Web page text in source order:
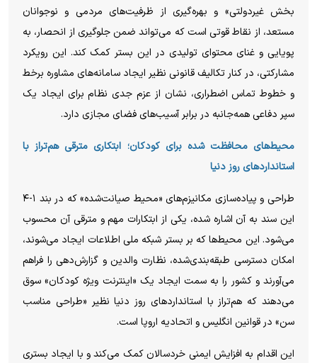
بخش غیردولتی» و بهره‌گیری از ظرفیت‌های مردمی و نوجوانان
مستعد، از نقاط قوتی است که می‌تواند ضمن جلوگیری از انحصار، به
پویایی و غنای محتوای تولیدی در این بستر کمک کند. این رویکرد
مشارکتی، در کنار تکالیف قانونی نظیر ایجاد سامانه‌های مشاوره برخط
و خطوط تماس اضطراری، نشان از عزم جدی نظام برای ایجاد یک
سپر دفاعی همه‌جانبه در برابر آسیب‌های فضای مجازی دارد.
محیط‌های محافظت شده برای کودکان؛ ابتکاری مترقی هم‌تراز با
استاندارد‌های روز دنیا
طراحی و پیاده‌سازی مکانیزم‌های «محیط صیانت‌شده» که در بند ۱-۴
این سند به آن اشاره شده، یکی از ابتکارات مهم و مترقی آن محسوب
می‌شود. این محیط‌ها که بر بستر شبکه ملی اطلاعات ایجاد می‌شوند،
امکان دسترسی طبقه‌بندی‌شده، نظارت والدین و گزارش‌دهی را فراهم
می‌آورند و کشور را به سمت ایجاد یک «اینترنت ویژه کودکان» سوق
می‌دهند که هم‌تراز با استاندارد‌های روز دنیا نظیر «طراحی مناسب
سن» در قوانین انگلیس و اتحادیه اروپا است.
این اقدام به افزایش ایمنی خردسالان کمک می‌کند و با ایجاد بستری